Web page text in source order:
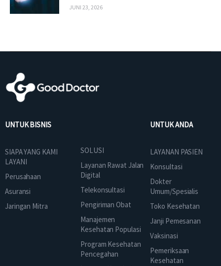
JUNI 23, 2026
UNTUK BISNIS
SIAPA YANG KAMI
LAYANI
Perusahaan
Asuransi
Jaringan Mitra
SOLUSI
Layanan Rawat Jalan
Digital
Telekonsultasi
Pengiriman Obat
Manajemen
Kesehatan Populasi
Program Kesehatan
Pencegahan
UNTUK ANDA
LAYANAN PASIEN
Konsultasi
Dokter
Umum/Spesialis
Toko Kesehatan
Janji Pemesanan
Vaksinasi
Pemeriksaan
Kesehatan